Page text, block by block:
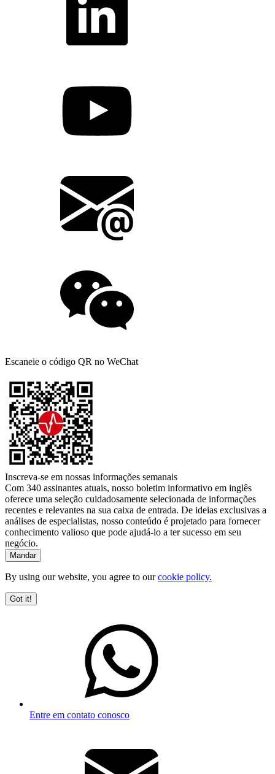
Escaneie o código QR no WeChat
Inscreva-se em nossas informações semanais
Com 340 assinantes atuais, nosso boletim informativo em inglês
oferece uma seleção cuidadosamente selecionada de informações
recentes e relevantes na sua caixa de entrada. De ideias exclusivas a
análises de especialistas, nosso conteúdo é projetado para fornecer
conhecimento valioso que pode ajudá-lo a ter sucesso em seu
negócio.
By using our website, you agree to ourcookie policy.
Got it!
Entre em contato conosco